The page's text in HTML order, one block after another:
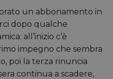
un abbonamento in
dopo qualche
all’inizio c’è
impegno che sembra
poi la terza rinuncia
continua a scadere,